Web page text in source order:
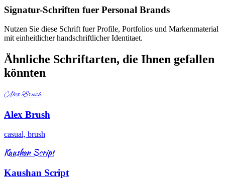
Signatur-Schriften fuer Personal Brands
Nutzen Sie diese Schrift fuer Profile, Portfolios und Markenmaterial
mit einheitlicher handschriftlicher Identitaet.
Ähnliche Schriftarten, die Ihnen gefallen
könnten
Alex Brush
Alex Brush
casual, brush
Kaushan Script
Kaushan Script